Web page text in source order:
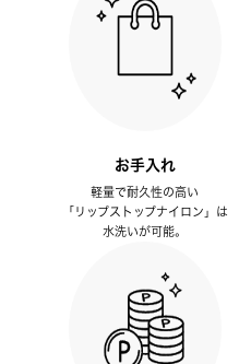
お手入れ
軽量で耐久性の高い
「リップストップナイロン」は
水洗いが可能。